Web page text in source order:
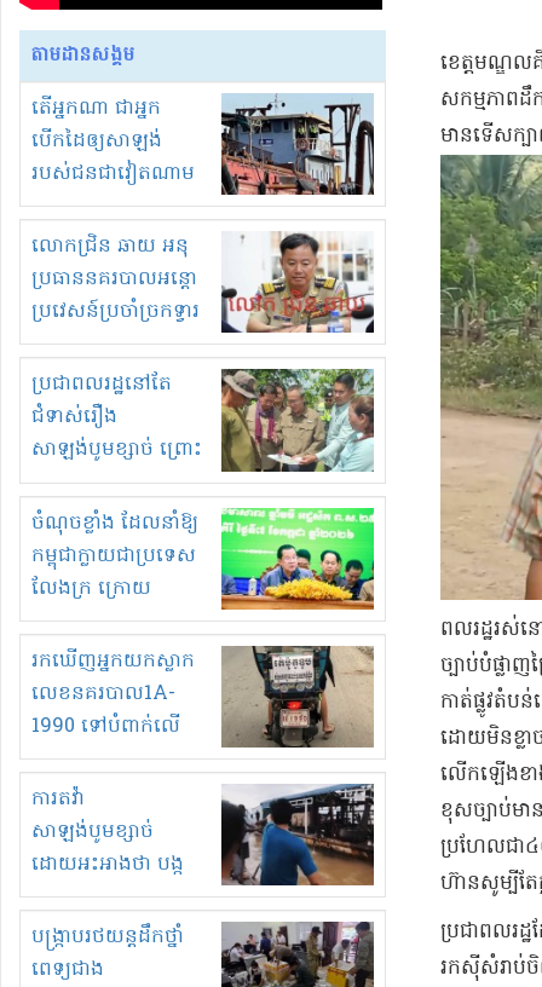
តាមដានសង្គម
តើអ្នកណា ជាអ្នក
បើកដៃឲ្យសាឡង់
របស់ជនជាវៀតណាម
ចូល មកខុស
ច្បាប់លួចបូមខ្សាច់នៅ
ក្នុងប្រទេសកម្ពុជា
លោកជ្រិន ឆាយ អនុ
ប្រធាននគរបាលអន្តោ
ប្រវេសន៍ប្រចាំច្រកទ្វារ
ព្រំដែនភ្នំឌិន និងឈ្មួញ
មួយចំនួនទៀត
កំពង់តែគុបគិតគ្នា
ធ្វើសកម្មភាពរកស៊ីនិង
ស្តុកទំនិញគេចពន្ធ?
ប្រជាពលរដ្ឋនៅតែ
ជំទាស់រឿង
សាឡង់បូមខ្សាច់ ព្រោះ
ខ្លាចបាក់ច្រាំងទៀត!
ចំណុចខ្លាំង ដែលនាំឱ្យ
កម្ពុជាក្លាយជាប្រទេស
លែងក្រ ក្រោយ
ឆ្នាំ២០៣០
រកឃើញអ្នកយកស្លាក
លេខនគរបាល1A-
1990 ទៅបំពាក់លើ
ម៉ូតូរបស់ខ្លួន ដាកផ្លាក
រត់ឌុបហើយ
ការតវ៉ា
សាឡង់បូមខ្សាច់
ដោយអះអាងថា បង្ក
បាក់ច្រាំងទន្លេ និង
រំខានទាំងយប់ទាំងថ្ងៃ
បង្ក្រាបរថយន្តដឹកថ្នាំ
ពេទ្យជាង
ខេត្តមណ្ឌ
សកម្ម​ភាព​ដឹ
មាន​ទើសក្
ពលរដ្ឋ​រស់
ច្បាប់​បំផ្លា
កាត់​ផ្លូវ​តំប
ដោយ​មិន​ខ្ល
លើកឡើង​ខា
ខុសច្បាប់​ម
ប្រហែលជា​៤
ហ៊ាន​សូម្បីតែ​
ប្រជាពលរដ្
រកស៊ី​សំរាប់​ចិ